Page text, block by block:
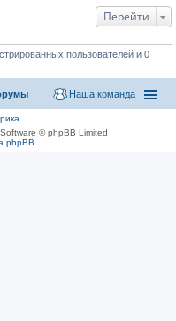
Перейти
пользователей и 0
Наша команда
© phpBB Limited
phpBB